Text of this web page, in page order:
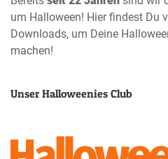
um Halloween! Hier findest Du
Downloads, um Deine
machen!
Unser Halloweenies Club